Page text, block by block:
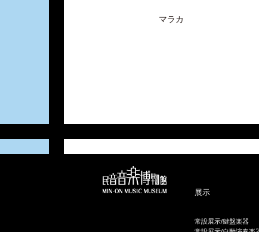
マラカ
展示
常設展示/鍵盤楽器